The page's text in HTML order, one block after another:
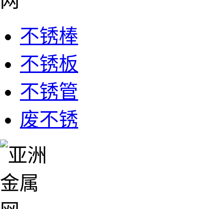
不锈棒
不锈板
不锈管
废不锈